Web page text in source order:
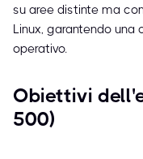
su aree distinte ma
Linux, garantendo
operativo.
Obiettivi
500)